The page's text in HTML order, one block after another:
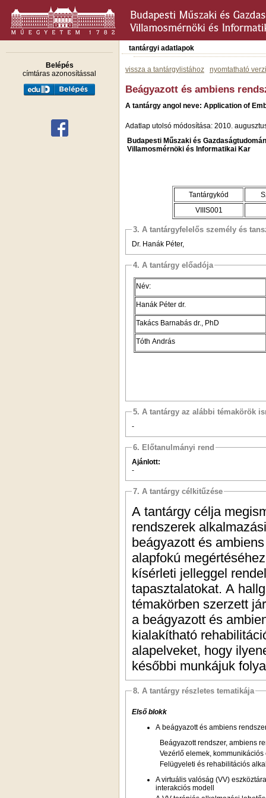
Belépés
címtáras azonosítással
tantárgyi adatlapok
vissza a tantárgylistához nyomtatható
Beágyazott és ambiens
A tantárgy angol neve: Application of
Adatlap utolsó módosítása: 2010.
Budapesti Műszaki és
Villamosmérnöki és Informatikai Kar
Tantárgykód
VIIIS001
3. A tantárgyfelelős személy és
Dr. Hanák Péter,
4. A tantárgy előadója
Név:
Hanák Péter dr.
Takács Barnabás dr., PhD
Tóth András
5. A tantárgy az alábbi témakörök
-
6. Előtanulmányi rend
Ajánlott:
-
7. A tantárgy célkitűzése
A tantárgy célja
rendszerek
beágyazott és
alapfokú
kísérleti jelleggel
tapasztalatokat. A
témakörben szerzett
a beágyazott és
kialakítható
alapelveket, hogy
későbbi munkájuk
8. A tantárgy részletes tematikája
Első blokk
Beágyazott rendszer, ambiens
Vezérlő elemek,
Felügyeleti és rehabilitációs
A virtuális valóság (VV) eszköztára, számítógépes grafika, 3D modellezési és animációs eszközök, érzékelők és zárt láncú
interakciós modell